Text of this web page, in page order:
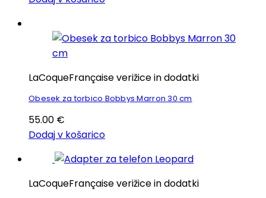
LaCoqueFrançaise verižice in dodatki
Obesek za torbico Bobbys Marron 30 cm
55.00 €
Dodaj v košarico
LaCoqueFrançaise verižice in dodatki